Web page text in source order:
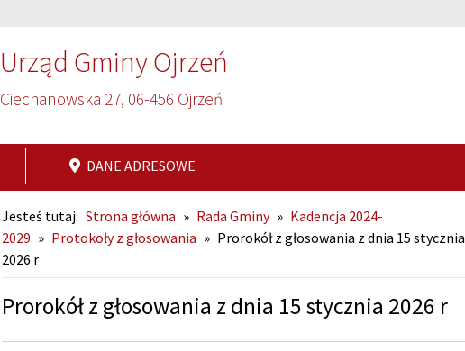
Urząd Gminy Ojrzeń
Ciechanowska 27, 06-456 Ojrzeń
DANE ADRESOWE
Jesteś tutaj: Strona główna » Rada Gminy » Kadencja 2024-
2029 » Protokoły z głosowania » Prorokół z głosowania z dnia 15 stycznia
2026 r
Prorokół z głosowania z dnia 15 stycznia 2026 r